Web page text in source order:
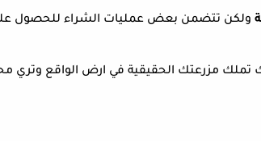
ولكن تتضمن بعض عمليات الشراء للحصول علي
تملك مزرعتك الحقيقية في ارض الواقع وتري